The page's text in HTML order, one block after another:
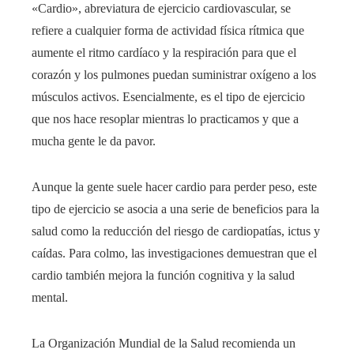
«Cardio», abreviatura de ejercicio cardiovascular, se
refiere a cualquier forma de actividad física rítmica que
aumente el ritmo cardíaco y la respiración para que el
corazón y los pulmones puedan suministrar oxígeno a los
músculos activos. Esencialmente, es el tipo de ejercicio
que nos hace resoplar mientras lo practicamos y que a
mucha gente le da pavor.
Aunque la gente suele hacer cardio para perder peso, este
tipo de ejercicio se asocia a una serie de beneficios para la
salud como la reducción del riesgo de cardiopatías, ictus y
caídas. Para colmo, las investigaciones demuestran que el
cardio también mejora la función cognitiva y la salud
mental.
La Organización Mundial de la Salud recomienda un